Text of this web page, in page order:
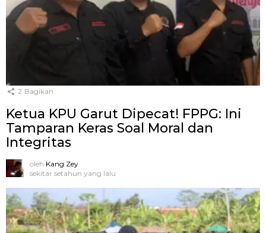
2 Bagikan
Ketua KPU Garut Dipecat! FPPG: Ini
Tamparan Keras Soal Moral dan
Integritas
oleh Kang Zey
sekitar setahun yang lalu